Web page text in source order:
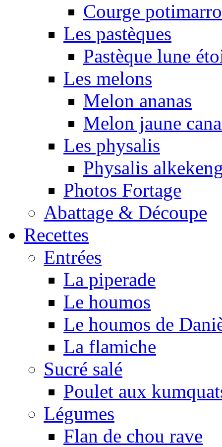
Courge
Les pastèques
Pastèque lune
Les melons
Melon ananas
Melon jaune
Les physalis
Physalis
Photos Fortage
Abattage & Découpe
Recettes
Entrées
La piperade
Le houmos
Le houmos de
La flamiche
Sucré salé
Poulet aux
Légumes
Flan de chou rave